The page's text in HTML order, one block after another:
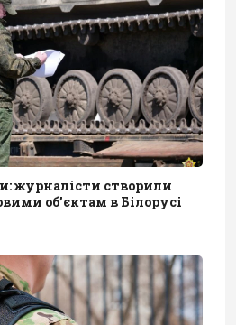
журналісти створили
обʼєктам в Білорусі